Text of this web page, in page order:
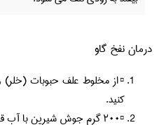
درمان نفخ گاو
▫️از مخلوط علف حبوبات (خلر)
کنید.
▫️۲۰۰ گرم جوش شیرین با آب قاطی کنید و به دام بدهید.